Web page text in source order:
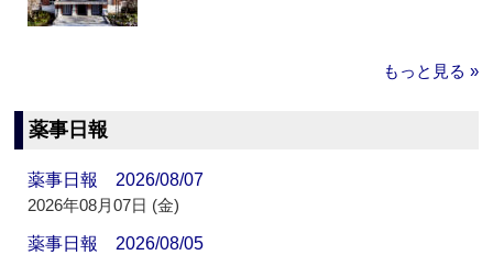
もっと見る »
薬事日報
薬事日報 2026/08/07
2026年08月07日 (金)
薬事日報 2026/08/05